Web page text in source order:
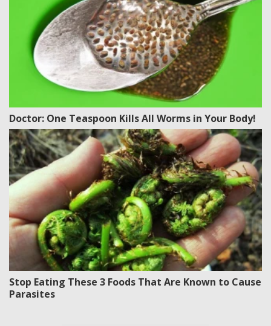
Doctor: One Teaspoon Kills All Worms in Your Body!
Stop Eating These 3 Foods That Are Known to Cause
Parasites